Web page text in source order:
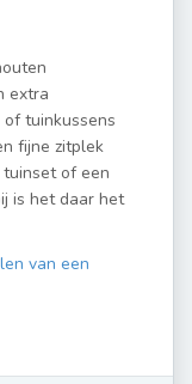
extra
tuinkussens
fijne zitplek
tuinset of een
is het daar het
van een